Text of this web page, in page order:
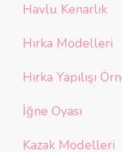
Havlu Kenarlık
Hırka Modelleri
Hırka Yapılışı
İğne Oyası
Kazak Modelleri